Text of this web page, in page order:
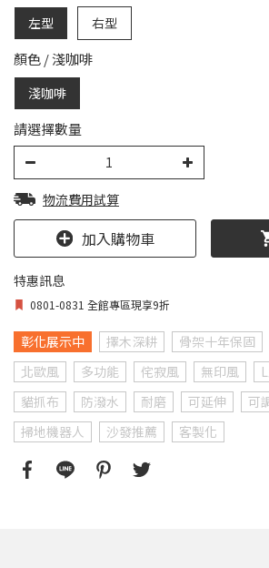
左型 右型
顏色/淺咖啡
淺咖啡
請選擇數量
物流費用試算
加入購物車
特惠訊息
0801-0831 全館專區現享9折
彰化展示中 擇木深耕 骨架十年保固
北歐風
多功能 侘寂風 無印風
貓抓布
防潑水 耐磨 可延伸
可
掃地機器人
沙發推薦 客製化